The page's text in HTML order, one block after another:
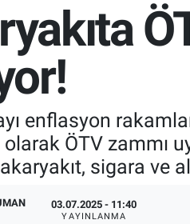
enflasyon
ÖTV zammı
sigara ve
03.07.2025 - 11:40
YAYINLANMA